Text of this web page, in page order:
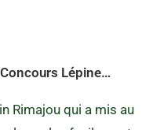
Lépine…
Rimajou qui a mis au